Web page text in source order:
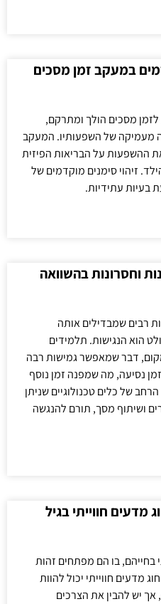
במעקב זמן מסכים
לזמן מסכים הולך ומתרקם,
מעמיקה של השפעותיו. המעקב
ההשפעות על הבריאות הפיזית
זיהוי סימנים מוקדמים של
בעיות עתידיות.
וחסרונות בהשוואה
רבים שמבדילים אותה
הוא הנגישות. תלמידים
דבר שמאפשר גמישות רבה
נסיעה, מה שמפנה זמן נוסף
של כלים טכנולוגיים שניתן
ושיתוף מסך, תורם להנגשה
מדעים חווייתי בגיל
בחייהם, בו הם מפתחים זהות
מדעים חווייתי יכול להוות
יש להבין את הצרכים